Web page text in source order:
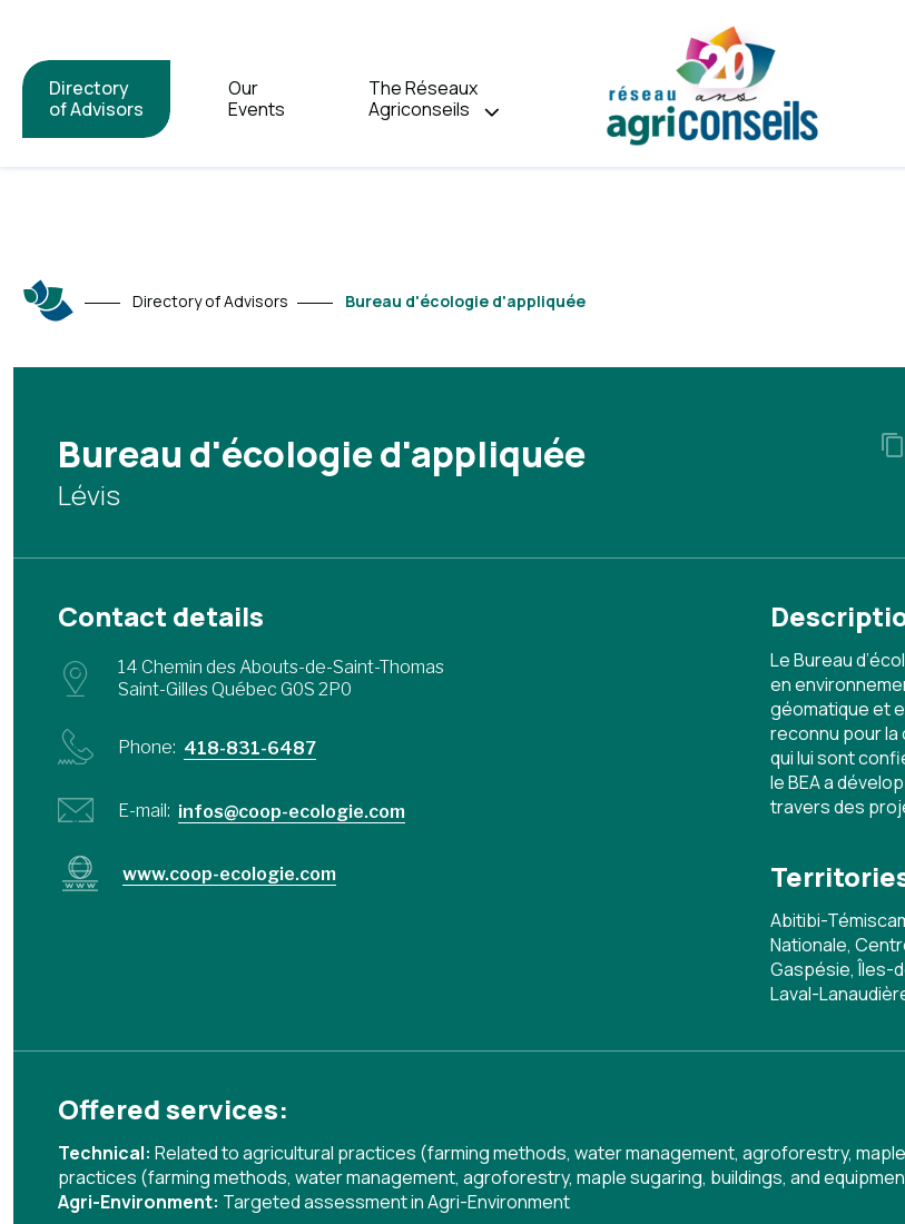
Directory
of Advisors
Our
Events
The Réseaux
Agriconseils
Directory of Advisors Bureau d'écologie d'appliquée
Bureau d'écologie d'appliquée
Lévis
Contact details
14 Chemin des Abouts-de-Saint-Thomas
Saint-Gilles Québec G0S 2P0
Phone: 418-831-6487
E-mail: infos@coop-ecologie.com
www.coop-ecologie.com
Le Bureau
en
géomatique et
reconnu pour
qui lui sont
le BEA a
travers des
Abitibi-
Nationale,
Gaspésie, Îles-
Laval-
Offered services:
Technical: Related to agricultural practices (farming methods, water management, agroforestry,
practices (farming methods, water management, agroforestry, maple sugaring, buildings, and
Agri-Environment: Targeted assessment in Agri-Environment